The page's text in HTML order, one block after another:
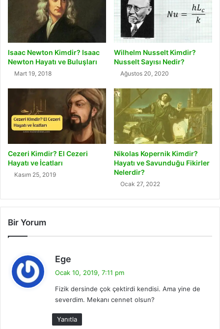
Isaac Newton Kimdir? Isaac
Newton Hayatı ve Buluşları
Mart 19, 2018
Wilhelm Nusselt Kimdir?
Nusselt Sayısı Nedir?
Ağustos 20, 2020
Cezeri Kimdir? El Cezeri
Hayatı ve İcatları
Kasım 25, 2019
Nikolas Kopernik Kimdir?
Hayatı ve Savunduğu Fikirler
Nelerdir?
Ocak 27, 2022
Bir Yorum
Ege
i
k
i
:
Ocak 10, 2019, 7:11 pm
Fizik dersinde çok çektirdi kendisi. Ama yine de
severdim. Mekanı cennet olsun?
Yanıtla